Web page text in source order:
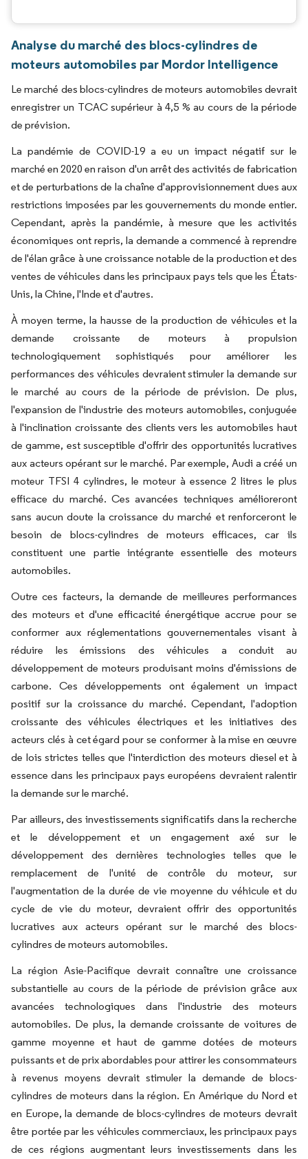
Analyse du marché des blocs-cylindres de
moteurs automobiles par Mordor Intelligence
Le marché des blocs-cylindres de moteurs automobiles devrait
enregistrer un TCAC supérieur à 4,5 % au cours de la période
de prévision.
La pandémie de COVID-19 a eu un impact négatif sur le
marché en 2020 en raison d'un arrêt des activités de fabrication
et de perturbations de la chaîne d'approvisionnement dues aux
restrictions imposées par les gouvernements du monde entier.
Cependant, après la pandémie, à mesure que les activités
économiques ont repris, la demande a commencé à reprendre
de l'élan grâce à une croissance notable de la production et des
ventes de véhicules dans les principaux pays tels que les États-
Unis, la Chine, l'Inde et d'autres.
À moyen terme, la hausse de la production de véhicules et la
demande croissante de moteurs à propulsion
technologiquement sophistiqués pour améliorer les
performances des véhicules devraient stimuler la demande sur
le marché au cours de la période de prévision. De plus,
l'expansion de l'industrie des moteurs automobiles, conjuguée
à l'inclination croissante des clients vers les automobiles haut
de gamme, est susceptible d'offrir des opportunités lucratives
aux acteurs opérant sur le marché. Par exemple, Audi a créé un
moteur TFSI 4 cylindres, le moteur à essence 2 litres le plus
efficace du marché. Ces avancées techniques amélioreront
sans aucun doute la croissance du marché et renforceront le
besoin de blocs-cylindres de moteurs efficaces, car ils
constituent une partie intégrante essentielle des moteurs
automobiles.
Outre ces facteurs, la demande de meilleures performances
des moteurs et d'une efficacité énergétique accrue pour se
conformer aux réglementations gouvernementales visant à
réduire les émissions des véhicules a conduit au
développement de moteurs produisant moins d'émissions de
carbone. Ces développements ont également un impact
positif sur la croissance du marché. Cependant, l'adoption
croissante des véhicules électriques et les initiatives des
acteurs clés à cet égard pour se conformer à la mise en œuvre
de lois strictes telles que l'interdiction des moteurs diesel et à
essence dans les principaux pays européens devraient ralentir
la demande sur le marché.
Par ailleurs, des investissements significatifs dans la recherche
et le développement et un engagement axé sur le
développement des dernières technologies telles que le
remplacement de l'unité de contrôle du moteur, sur
l'augmentation de la durée de vie moyenne du véhicule et du
cycle de vie du moteur, devraient offrir des opportunités
lucratives aux acteurs opérant sur le marché des blocs-
cylindres de moteurs automobiles.
La région Asie-Pacifique devrait connaître une croissance
substantielle au cours de la période de prévision grâce aux
avancées technologiques dans l'industrie des moteurs
automobiles. De plus, la demande croissante de voitures de
gamme moyenne et haut de gamme dotées de moteurs
puissants et de prix abordables pour attirer les consommateurs
à revenus moyens devrait stimuler la demande de blocs-
cylindres de moteurs dans la région. En Amérique du Nord et
en Europe, la demande de blocs-cylindres de moteurs devrait
être portée par les véhicules commerciaux, les principaux pays
de ces régions augmentant leurs investissements dans les